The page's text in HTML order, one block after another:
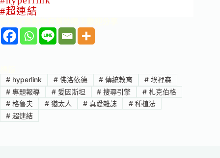
#超連結
#hyperlink #佛洛依德 # 傳統教育 # 埃裡森
#專題報導 #愛因斯坦 # 搜尋引擎 # 札克伯格
#格魯夫 #猶太人 # 真愛雜誌 # 種植法
#超連結